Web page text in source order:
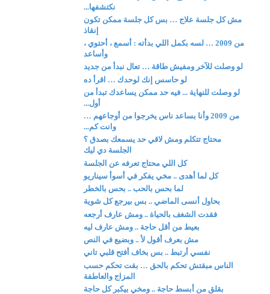
نكتشفها...
مش كل جلسة علاج … بس كل جلسة ممكن تكون
إنقاذ
من 2009 … لسه بكمل اللي بدأته : أسمع ، أحتوي ،
وأساعد
لو وصلت للآخر ومفيش طاقة … تعال نبدأ من جديد
لو حاسس إنك لوحدك … اقرأ ده
لو وصلت للنهاية ... فيه حد ممكن يساعدك تبدأ من
أول...
من 2009 وأنا بساعد ناس يخرجوا من أوجاعهم …
وانت كم...
محتاج تتكلم ومش لاقي حد يسمعك بصدق ؟
الجلسة دي ليك
كل اللي محتاج تعرفه عن الجلسة
كل لما أهدى .. مخي يفكر في أسوأ سيناريو
لما بحس بالحب .. بحس بالخطر
بحاول أنسى الماضي .. بس بيرجع كل شوية
فقدت الشغف بالحياة .. ومش عارف أرجعه
بعيط من أقل حاجة .. ومش عارف ليه
مش بعرف أقول لأ .. وبضيع في النص
نفسي أرتبط .. بس بخاف أفتح قلبي تاني
الناس مبقتش تحكم بالحق … بقت تحكم حسب
المزاج والعاطفة
بقلق من أبسط حاجة .. ومخي بيكبر كل حاجة